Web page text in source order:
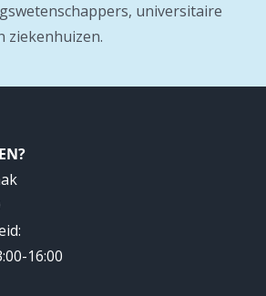
universitaire
ziekenhuizen.
16:00